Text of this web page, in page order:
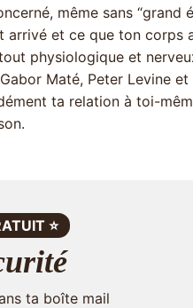
même sans “grand
arrivé et ce que ton corps
physiologique et
Maté, Peter Levine
ta relation à toi-
⭐️
ta boîte mail